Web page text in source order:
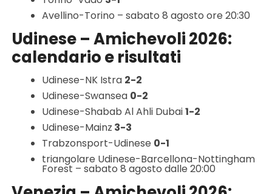
Avellino-Torino – sabato 8 agosto ore 20:30
Udinese – Amichevoli 2026:
calendario e risultati
Udinese-NK Istra 2-2
Udinese-Swansea 0-2
Udinese-Shabab Al Ahli Dubai1-2
Udinese-Mainz 3-3
Trabzonsport-Udinese 0-1
triangolare Udinese-Barcellona-Nottingham
Forest – sabato 8 agosto dalle 20:00